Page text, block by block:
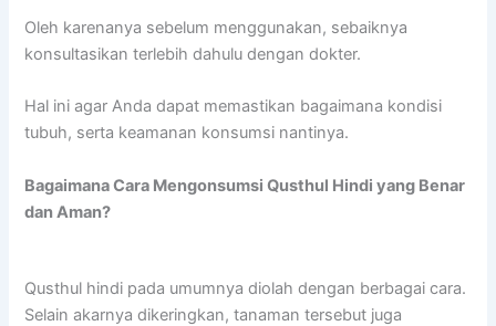
Oleh karenanya sebelum menggunakan, sebaiknya
konsultasikan terlebih dahulu dengan dokter.
Hal ini agar Anda dapat memastikan bagaimana kondisi
tubuh, serta keamanan konsumsi nantinya.
Bagaimana Cara Mengonsumsi Qusthul Hindi yang Benar
dan Aman?
Qusthul hindi pada umumnya diolah dengan berbagai cara.
Selain akarnya dikeringkan, tanaman tersebut juga